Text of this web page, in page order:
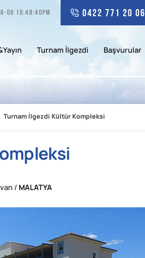
0422 771 20 06
06 10:48:40pm
Turnam İlgezdi Başvurular
Turnam İlgezdi Kültür Kompleksi
/ MALATYA